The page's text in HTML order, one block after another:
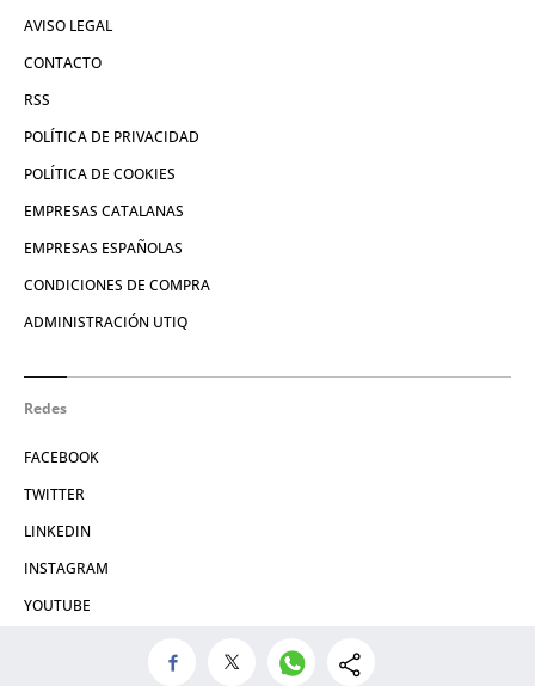
AVISO LEGAL
CONTACTO
RSS
POLÍTICA DE PRIVACIDAD
POLÍTICA DE COOKIES
EMPRESAS CATALANAS
EMPRESAS ESPAÑOLAS
CONDICIONES DE COMPRA
ADMINISTRACIÓN UTIQ
Redes
FACEBOOK
TWITTER
LINKEDIN
INSTAGRAM
YOUTUBE